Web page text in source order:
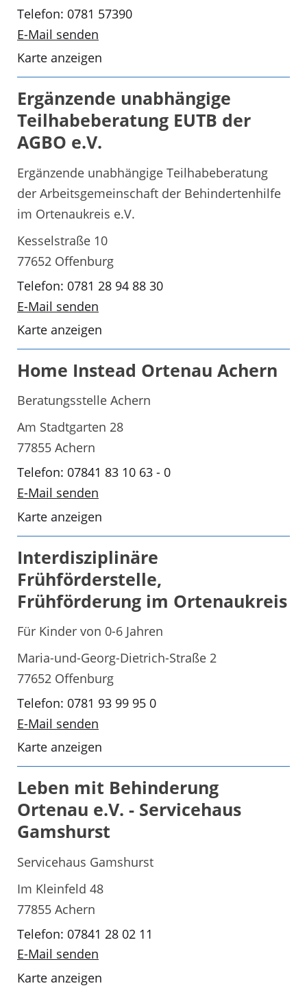
Telefon: 0781 57390
E-Mail senden
Karte anzeigen
Ergänzende unabhängige
Teilhabeberatung EUTB der
AGBO e.V.
Ergänzende unabhängige Teilhabeberatung
der Arbeitsgemeinschaft der Behindertenhilfe
im Ortenaukreis e.V.
Kesselstraße 10
77652 Offenburg
Telefon: 0781 28 94 88 30
E-Mail senden
Karte anzeigen
Home Instead Ortenau Achern
Beratungsstelle Achern
Am Stadtgarten 28
77855 Achern
Telefon: 07841 83 10 63 - 0
E-Mail senden
Karte anzeigen
Interdisziplinäre
Frühförderstelle,
Frühförderung im Ortenaukreis
Für Kinder von 0-6 Jahren
Maria-und-Georg-Dietrich-Straße 2
77652 Offenburg
Telefon: 0781 93 99 95 0
E-Mail senden
Karte anzeigen
Leben mit Behinderung
Ortenau e.V. - Servicehaus
Gamshurst
Servicehaus Gamshurst
Im Kleinfeld 48
77855 Achern
Telefon: 07841 28 02 11
E-Mail senden
Karte anzeigen